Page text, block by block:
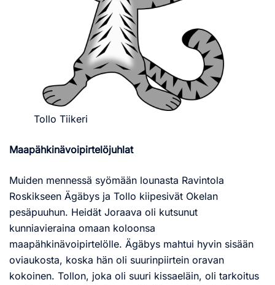
Tollo Tiikeri
Maapähkinävoipirtelöjuhlat
Muiden mennessä syömään lounasta Ravintola
Roskikseen Ägäbys ja Tollo kiipesivät Okelan
pesäpuuhun. Heidät Joraava oli kutsunut
kunniavieraina omaan koloonsa
maapähkinävoipirtelölle. Ägäbys mahtui hyvin sisään
oviaukosta, koska hän oli suurinpiirtein oravan
kokoinen. Tollon, joka oli suuri kissaeläin, oli tarkoitus